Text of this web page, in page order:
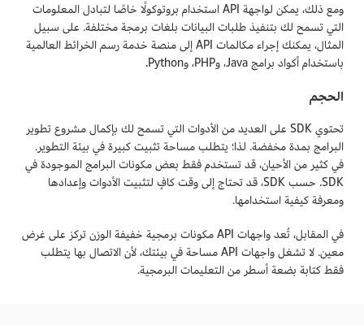
ومع ذلك، يمكن لواجهة API استخدام بروتوكولًا خاصًا لتبادل المعلومات
التي تسمح لك بتنفيذ طلبات البيانات بلغات برمجة مختلفة. على سبيل
المثال، يمكنك إجراء مكالمات API إلى منصة خدمة رسم الخرائط العالمية
باستخدام أكواد برامج Java، وPHP، وPython.
الحجم
تحتوي SDK على العديد من الأدوات التي تسمح لك بإكمال مشروع تطوير
البرامج بمدة مخفضة. لذا؛ يتطلب مساحة تثبيت كبيرة في بيئة التطوير.
في كثير من الأحيان، قد تستخدم فقط بعض مكونات البرامج الموجودة في
SDK. حسب SDK، قد تحتاج إلى وقت كافٍ لتثبيت الأدوات وإعدادها
ومعرفة كيفية استخدامها.
في المقابل، تُعد واجهات API مكونات برمجية خفيفة الوزن تركز على غرض
معين. لا تشغل واجهات API مساحة في بيئتك، لأن الاتصال بها يتطلب
فقط كتابة بضعة أسطر من التعليمات البرمجية.